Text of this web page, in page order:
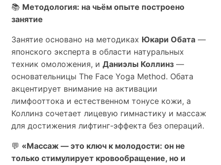
📚 Методология: на чьём опыте построено
занятие
Занятие основано на методиках Юкари Обата —
японского эксперта в области натуральных
техник омоложения, и Даниэлы Коллинз —
основательницы The Face Yoga Method. Обата
акцентирует внимание на активации
лимфооттока и естественном тонусе кожи, а
Коллинз сочетает лицевую гимнастику и массаж
для достижения лифтинг-эффекта без операций.
💬 «Массаж — это ключ к молодости: он не
только стимулирует кровообращение, но и